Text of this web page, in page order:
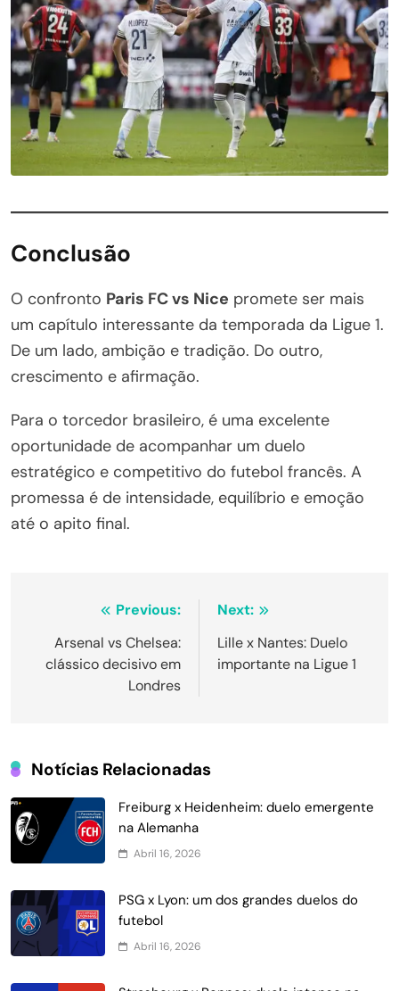
Conclusão
O confronto Paris FC vs Nice promete ser mais
um capítulo interessante da temporada da Ligue 1.
De um lado, ambição e tradição. Do outro,
crescimento e afirmação.
Para o torcedor brasileiro, é uma excelente
oportunidade de acompanhar um duelo
estratégico e competitivo do futebol francês. A
promessa é de intensidade, equilíbrio e emoção
até o apito final.
Navegação
Post
Previous:
Arsenal vs Chelsea:
clássico decisivo em
Londres
Next:
Lille x Nantes: Duelo
importante na Ligue 1
Notícias Relacionadas
Freiburg x Heidenheim: duelo emergente
na Alemanha
Abril 16, 2026
PSG x Lyon: um dos grandes duelos do
futebol
Abril 16, 2026